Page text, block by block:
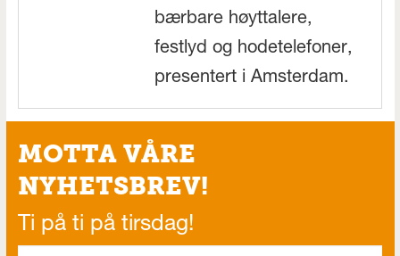
bærbare høyttalere,
festlyd og hodetelefoner,
presentert i Amsterdam.
MOTTA VÅRE
NYHETSBREV!
Ti på ti på tirsdag!